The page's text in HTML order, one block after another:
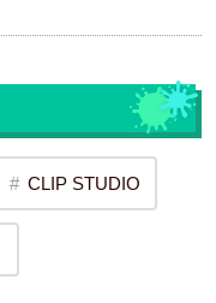
CLIP STUDIO